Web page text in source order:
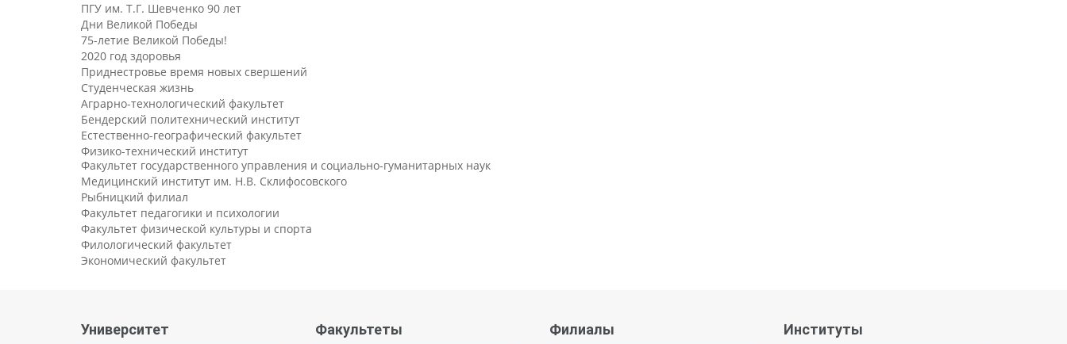
ПГУ им. Т.Г. Шевченко 90 лет
Дни Великой Победы
75-летие Великой Победы!
2020 год здоровья
Приднестровье время новых свершений
Студенческая жизнь
Аграрно-технологический факультет
Бендерский политехнический институт
Естественно-географический факультет
Физико-технический институт
Факультет государственного управления и социально-гуманитарных наук
Медицинский институт им. Н.В. Склифосовского
Рыбницкий филиал
Факультет педагогики и психологии
Факультет физической культуры и спорта
Филологический факультет
Экономический факультет
Университет Факультеты Филиалы Институты